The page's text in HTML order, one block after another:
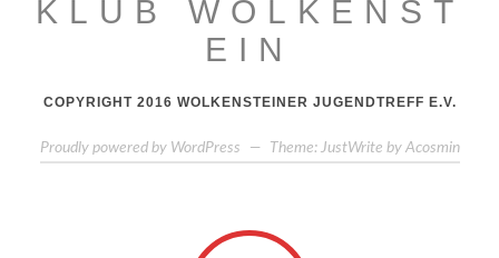
KLUB WOLKENST
EIN
COPYRIGHT 2016 WOLKENSTEINER JUGENDTREFF E.V.
Proudly powered by WordPress — Theme: JustWrite by Acosmin